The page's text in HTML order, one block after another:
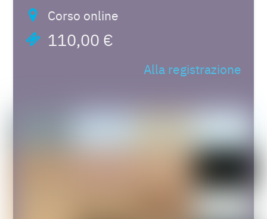
Corso online
110,00 €
Alla registrazione